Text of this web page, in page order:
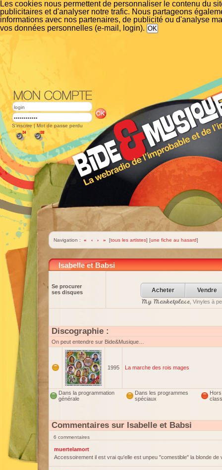
Les cookies nous permettent de personnaliser le contenu du
publicitaires et d'analyser notre trafic. Nous partageons
informations avec nos partenaires, de publicité ou d'analyse
vos données personnelles (e-mail, login).
S'inscrire | Mot de passe perdu
Navigation : « ‹ › » [tous les artistes] [une fiche au hasard]
Isabelle et Babsi
Se procurer
ses disques
Acheter Vendre
My Marketplace, Vinyles à
Discographie :
On peut entendre sur Bide&Musique…
1995 La marche des rois mages
Dans la programmation
générale
Dans les programmes
spéciaux
Hors
Commentaires sur Isabelle et Babsi
6 commentaires
muertelamort
Accessoirement il est vrai qu'elle est unpeu "comestible" la blonde